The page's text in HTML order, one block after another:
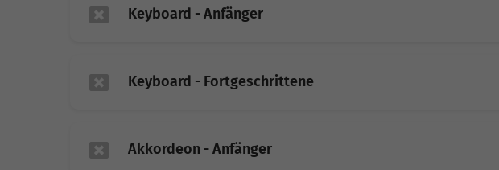
Keyboard - Anfänger
Keyboard - Fortgeschrittene
Akkordeon - Anfänger